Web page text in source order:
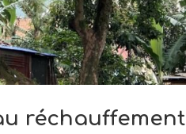
réchauffement